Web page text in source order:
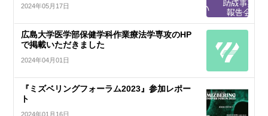
2024年05月17日
広島大学医学部保健学科作業療法学専攻のHP
で掲載いただきました
2024年04月01日
『ミズベリングフォーラム2023』参加レポー
ト
2024年01月16日